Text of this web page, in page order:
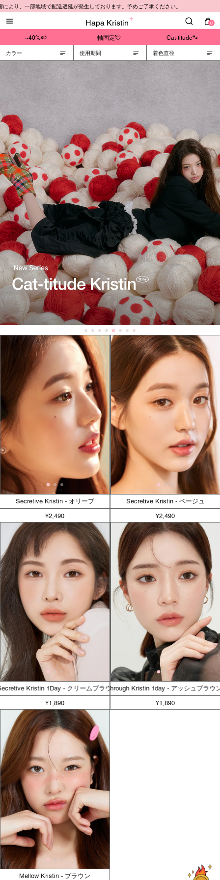
Hapa Kristin 0
~40%🍉 軸固定💘 Cat-titude🐾
り、一部地域で配送遅延が発生しております。予めご了承ください。
カラー 使用期間 着色直径
Secretive Kristin - オリーブ
¥2,490
Secretive Kristin - ベージュ
¥2,490
Kristin 1Day - クリームブラウン
¥1,890
See Through Kristin 1day - アッシュブラ
¥1,890
Mellow Kristin - ブラウン